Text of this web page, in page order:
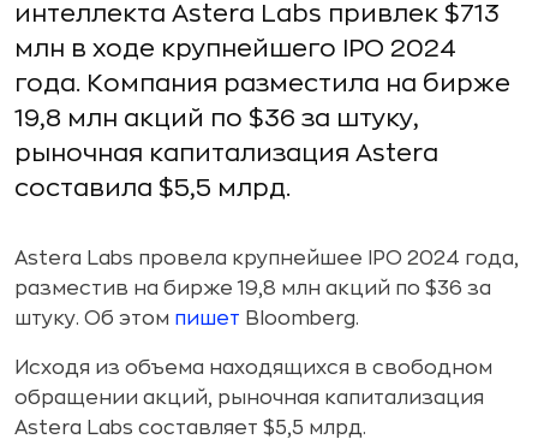
интеллекта Astera Labs привлек $713
млн в ходе крупнейшего IPO 2024
года. Компания разместила на бирже
19,8 млн акций по $36 за штуку,
рыночная капитализация Astera
составила $5,5 млрд.
Astera Labs провела крупнейшее IPO 2024 года,
разместив на бирже 19,8 млн акций по $36 за
штуку. Об этом пишет Bloomberg.
Исходя из объема находящихся в свободном
обращении акций, рыночная капитализация
Astera Labs составляет $5,5 млрд.